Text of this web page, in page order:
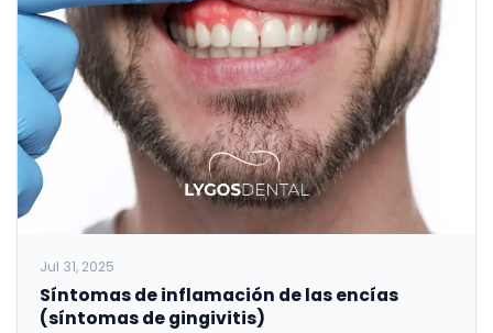
Jul 31, 2025
Síntomas de inflamación de las encías
(síntomas de gingivitis)